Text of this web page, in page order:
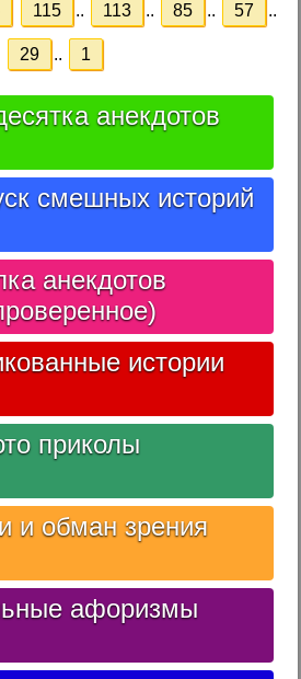
115 .. 113 .. 85 .. 57 ..
29 .. 1
анекдотов
смешных историй
анекдотов
истории
приколы
и обман зрения
афоризмы